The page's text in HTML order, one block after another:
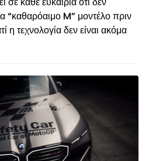
“καθαρόαιμο M” μοντέλο πριν
η τεχνολογία δεν είναι ακόμα